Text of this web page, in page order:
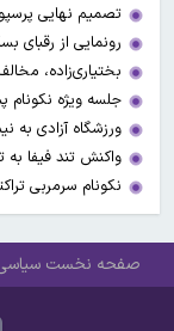
تصمیم نهایی
رونمایی از رقبای
بختیاری‌زاده،
جلسه ویژه نکونام
ورزشگاه آزادی
واکنش تند فیفا به
نکونام سرمربی
صفحه نخست